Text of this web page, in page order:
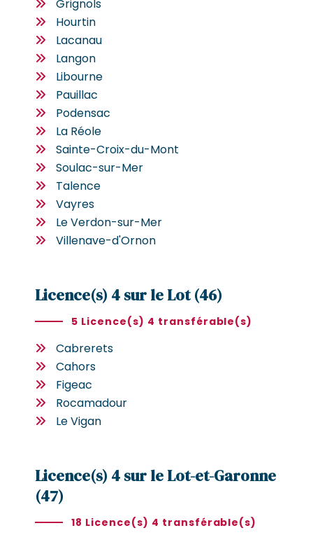
Grignols
Hourtin
Lacanau
Langon
Libourne
Pauillac
Podensac
La Réole
Sainte-Croix-du-Mont
Soulac-sur-Mer
Talence
Vayres
Le Verdon-sur-Mer
Villenave-d'Ornon
Licence(s) 4 sur le Lot (46)
5 Licence(s) 4 transférable(s)
Cabrerets
Cahors
Figeac
Rocamadour
Le Vigan
Licence(s) 4 sur le Lot-et-Garonne
(47)
18 Licence(s) 4 transférable(s)